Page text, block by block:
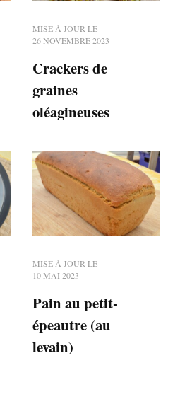
MISE À JOUR LE
26 NOVEMBRE 2023
Crackers de
graines
oléagineuses
MISE À JOUR LE
10 MAI 2023
Pain au petit-
épeautre (au
levain)